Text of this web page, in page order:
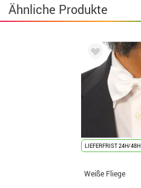
Ähnliche Produkte
LIEFERFRIST 24H/48H
Weiße Fliege